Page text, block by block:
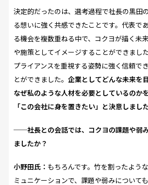
決定的だったのは、選考過程で社長の黒田
る想いに強く共感できたことです。代表で
る機会を複数重ねる中で、コクヨが描く未
や施策としてイメージすることができまし
プライアンスを重視する姿勢に強く信頼で
とができました。 企業としてどんな未来を
なぜ私のような人材を必要としているのか
「この会社に身を置きたい」と決意しました
──社長との会話では、コクヨの課題や弱
ましたか？
小野田氏： もちろんです。竹を割ったよう
ミュニケーションで、課題や弱みについて